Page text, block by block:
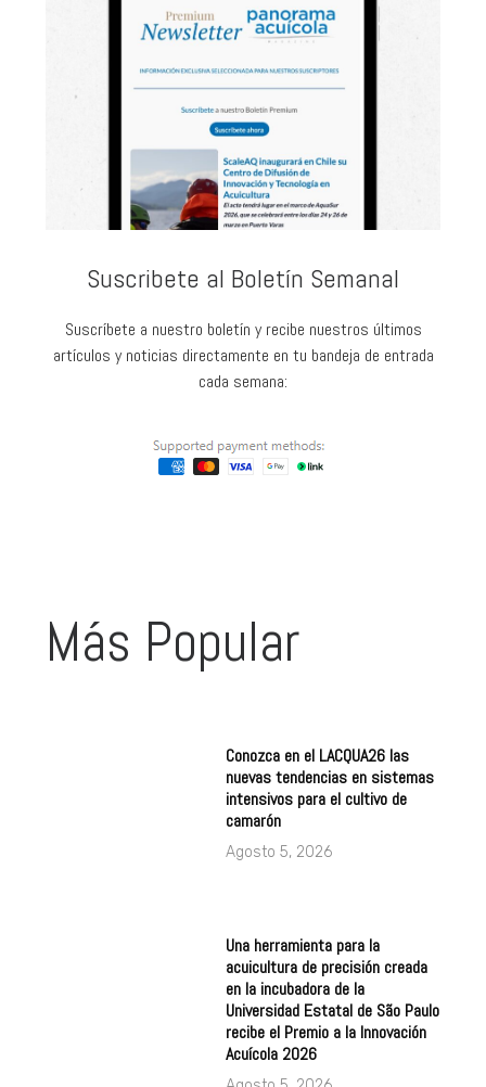
Suscribete al Boletín Semanal
Suscríbete a nuestro boletín y recibe nuestros últimos
artículos y noticias directamente en tu bandeja de entrada
cada semana:
Más Popular
Conozca en el LACQUA26 las
nuevas tendencias en sistemas
intensivos para el cultivo de
camarón
Agosto 5, 2026
Una herramienta para la
acuicultura de precisión creada
en la incubadora de la
Universidad Estatal de São Paulo
recibe el Premio a la Innovación
Acuícola 2026